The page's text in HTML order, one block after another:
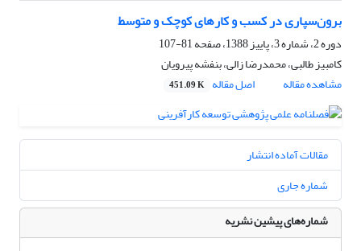
برون‌سپاری‌‌ در کسب و کارهای کوچک و متوسط
دوره 2، شماره 3، پاییز 1388، صفحه
81-107
کامبیز طالبی، محمدرضا زالی، بنفشه پیرویان
مشاهده مقاله
اصل مقاله 451.09 K
مقالات آماده انتشار
شماره جاری
شماره‌های پیشین نشریه